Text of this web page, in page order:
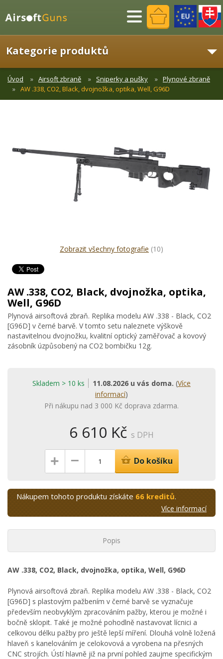
Menu
Kategorie produktů
Úvod Airsoft zbraně Sniperky a pušky
Plynové zbraně
AW .338, CO2, Black, dvojnožka, optika, Well, G96D
Zobrazit všechny fotografie (10)
AW .338, CO2, Black, dvojnožka, optika,
Well, G96D
Plynová airsoftová zbraň. Replika modelu AW .338 - Black, CO2
[G96D] v černé barvě. V tomto setu naleznete výškově
nastavitelnou dvojnožku, kvalitní optický zaměřovač a kovový
zásobník úzpůsobený na CO2 bombičku 12g.
Skladem > 10 ks 11.08.2026 u vás doma. (Více
informací)
Při nákupu nad 3 000 Kč doprava zdarma.
6 610 Kč s DPH
+ – Do košíku
Nákupem tohoto produktu získáte 66 kreditů.
Více informací
Popis
AW .338, CO2, Black, dvojnožka, optika, Well, G96D
Plynová airsoftová zbraň. Replika modelu AW .338 - Black, CO2
[G96D] s plastovým pažbením v černé barvě se vyznačuje
především neobvyklým zpracováním pažby, kterou je možné i
bočně sklopit. Také je možné pohodlně nastavovat lícnici a
celkovou délku pažby pro ještě lepší míření. Dlouhá volně ložená
hlaveň s kanelováním je celokovová a vyrobena na přesných
CNC strojích. Ústí hlavně již na první pohled zaujme specifickým